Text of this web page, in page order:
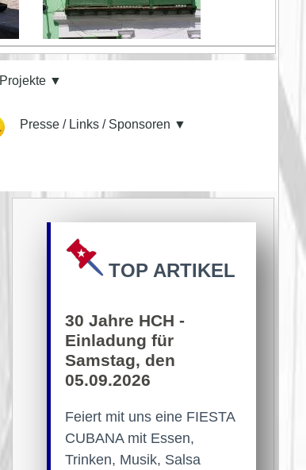
Projekte ▼
Presse / Links / Sponsoren ▼
TOP ARTIKEL
30 Jahre HCH -
Einladung für
Samstag, den
05.09.2026
Feiert mit uns eine FIESTA
CUBANA mit Essen,
Trinken, Musik, Salsa